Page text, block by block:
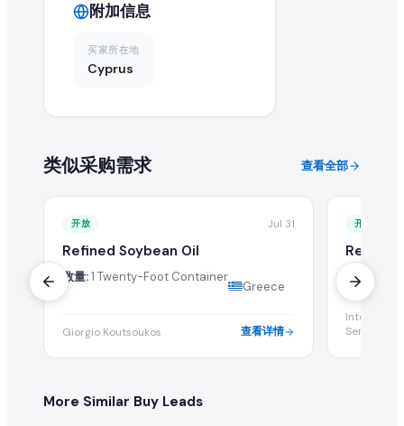
在 EximNext 查看采购需求是否免费?
浏览采购需求目录是免费的。但提交报价和获取高级买家联
附加信息
买家所在地
Cyprus
类似采购需求 查看全部
开放 Jul 31
Refined Soybean Oil
数量:1 Twenty-Foot Container
Greece
Giorgio Koutsoukos 查看详情
开放
Refined
数量:
Services
More Similar Buy Leads